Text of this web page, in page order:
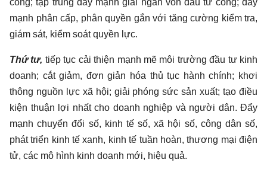
công; tập trung đẩy mạnh giải ngân vốn đầu tư công; đẩy
mạnh phân cấp, phân quyền gắn với tăng cường kiểm tra,
giám sát, kiểm soát quyền lực.
Thứ tư, tiếp tục cải thiện mạnh mẽ môi trường đầu tư kinh
doanh; cắt giảm, đơn giản hóa thủ tục hành chính; khơi
thông nguồn lực xã hội; giải phóng sức sản xuất; tạo điều
kiện thuận lợi nhất cho doanh nghiệp và người dân. Đẩy
mạnh chuyển đổi số, kinh tế số, xã hội số, công dân số,
phát triển kinh tế xanh, kinh tế tuần hoàn, thương mại điện
tử, các mô hình kinh doanh mới, hiệu quả.